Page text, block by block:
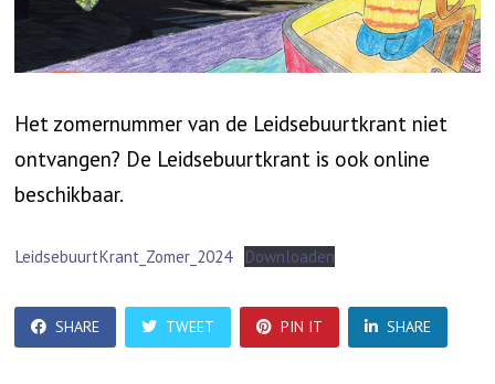
Het zomernummer van de Leidsebuurtkrant niet
ontvangen? De Leidsebuurtkrant is ook online
beschikbaar.
LeidsebuurtKrant_Zomer_2024 Downloaden
SHARE TWEET PIN IT SHARE